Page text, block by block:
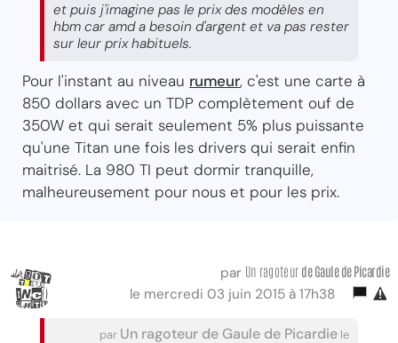
et puis j'imagine pas le prix des modèles en
hbm car amd a besoin d'argent et va pas rester
sur leur prix habituels.
Pour l'instant au niveau rumeur, c'est une carte à
850 dollars avec un TDP complètement ouf de
350W et qui serait seulement 5% plus puissante
qu'une Titan une fois les drivers qui serait enfin
maitrisé. La 980 TI peut dormir tranquille,
malheureusement pour nous et pour les prix.
par Un ragoteur de Gaule de Picardie
le mercredi 03 juin 2015 à 17h38
par Un ragoteur de Gaule de Picardie le